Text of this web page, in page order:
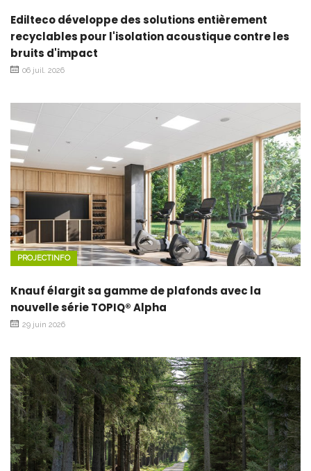
Edilteco développe des solutions entièrement
recyclables pour l'isolation acoustique contre les
bruits d'impact
06 juil. 2026
PROJECTINFO
Knauf élargit sa gamme de plafonds avec la
nouvelle série TOPIQ® Alpha
29 juin 2026